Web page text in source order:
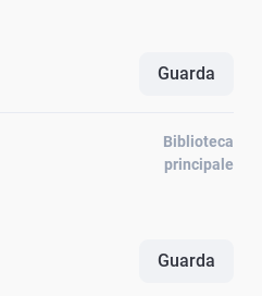
Guarda
Biblioteca
principale
Guarda